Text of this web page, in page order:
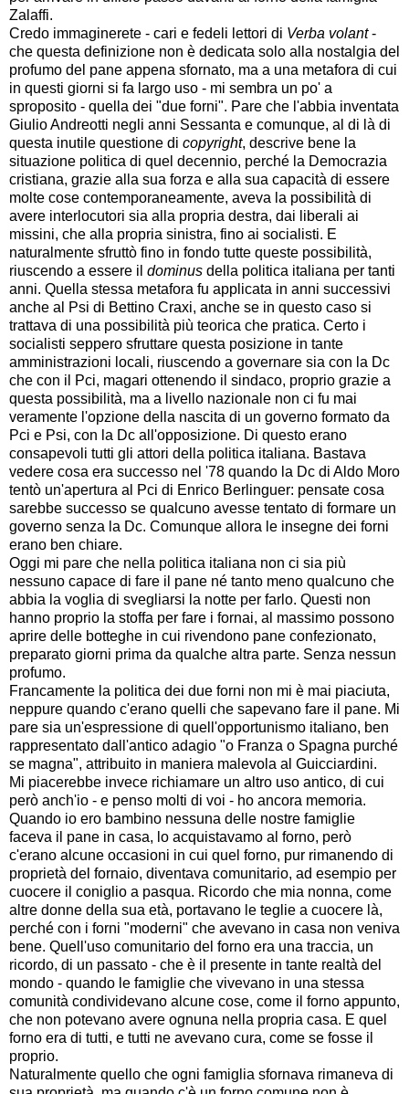
Zalaffi.
Credo immaginerete - cari e fedeli lettori di Verba volant-
che questa definizione non è dedicata solo alla nostalgia del
profumo del pane appena sfornato, ma a una metafora di cui
in questi giorni si fa largo uso - mi sembra un po' a
sproposito - quella dei "due forni". Pare che l'abbia inventata
Giulio Andreotti negli anni Sessanta e comunque, al di là di
questa inutile questione di copyright, descrive bene la
situazione politica di quel decennio, perché la Democrazia
cristiana, grazie alla sua forza e alla sua capacità di essere
molte cose contemporaneamente, aveva la possibilità di
avere interlocutori sia alla propria destra, dai liberali ai
missini, che alla propria sinistra, fino ai socialisti. E
naturalmente sfruttò fino in fondo tutte queste possibilità,
riuscendo a essere il dominus della politica italiana per tanti
anni. Quella stessa metafora fu applicata in anni successivi
anche al Psi di Bettino Craxi, anche se in questo caso si
trattava di una possibilità più teorica che pratica. Certo i
socialisti seppero sfruttare questa posizione in tante
amministrazioni locali, riuscendo a governare sia con la Dc
che con il Pci, magari ottenendo il sindaco, proprio grazie a
questa possibilità, ma a livello nazionale non ci fu mai
veramente l'opzione della nascita di un governo formato da
Pci e Psi, con la Dc all'opposizione. Di questo erano
consapevoli tutti gli attori della politica italiana. Bastava
vedere cosa era successo nel '78 quando la Dc di Aldo Moro
tentò un'apertura al Pci di Enrico Berlinguer: pensate cosa
sarebbe successo se qualcuno avesse tentato di formare un
governo senza la Dc. Comunque allora le insegne dei forni
erano ben chiare.
Oggi mi pare che nella politica italiana non ci sia più
nessuno capace di fare il pane né tanto meno qualcuno che
abbia la voglia di svegliarsi la notte per farlo. Questi non
hanno proprio la stoffa per fare i fornai, al massimo possono
aprire delle botteghe in cui rivendono pane confezionato,
preparato giorni prima da qualche altra parte. Senza nessun
profumo.
Francamente la politica dei due forni non mi è mai piaciuta,
neppure quando c'erano quelli che sapevano fare il pane. Mi
pare sia un'espressione di quell'opportunismo italiano, ben
rappresentato dall'antico adagio "o Franza o Spagna purché
se magna", attribuito in maniera malevola al Guicciardini.
Mi piacerebbe invece richiamare un altro uso antico, di cui
però anch'io - e penso molti di voi - ho ancora memoria.
Quando io ero bambino nessuna delle nostre famiglie
faceva il pane in casa, lo acquistavamo al forno, però
c'erano alcune occasioni in cui quel forno, pur rimanendo di
proprietà del fornaio, diventava comunitario, ad esempio per
cuocere il coniglio a pasqua. Ricordo che mia nonna, come
altre donne della sua età, portavano le teglie a cuocere là,
perché con i forni "moderni" che avevano in casa non veniva
bene. Quell'uso comunitario del forno era una traccia, un
ricordo, di un passato - che è il presente in tante realtà del
mondo - quando le famiglie che vivevano in una stessa
comunità condividevano alcune cose, come il forno appunto,
che non potevano avere ognuna nella propria casa. E quel
forno era di tutti, e tutti ne avevano cura, come se fosse il
proprio.
Naturalmente quello che ogni famiglia sfornava rimaneva di